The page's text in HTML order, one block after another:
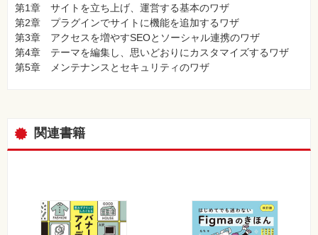
第1章 サイトを立ち上げ、運営する基本のワザ
第2章 プラグインでサイトに機能を追加するワザ
第3章 アクセスを増やすSEOとソーシャル連携のワザ
第4章 テーマを編集し、思いどおりにカスタマイズするワザ
第5章 メンテナンスとセキュリティのワザ
関連書籍